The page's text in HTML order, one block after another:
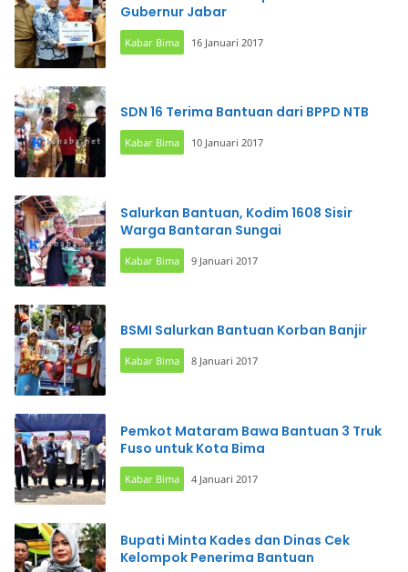
Gubernur Jabar
Kabar Bima 16 Januari 2017
SDN 16 Terima Bantuan dari BPPD NTB
Kabar Bima 10 Januari 2017
Salurkan Bantuan, Kodim 1608 Sisir
Warga Bantaran Sungai
Kabar Bima 9 Januari 2017
BSMI Salurkan Bantuan Korban Banjir
Kabar Bima 8 Januari 2017
Pemkot Mataram Bawa Bantuan 3 Truk
Fuso untuk Kota Bima
Kabar Bima 4 Januari 2017
Bupati Minta Kades dan Dinas Cek
Kelompok Penerima Bantuan